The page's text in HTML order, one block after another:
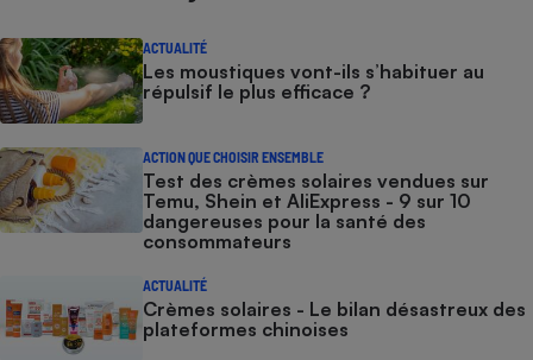
ACTUALITÉ
Les moustiques vont-ils s’habituer au
répulsif le plus efficace ?
ACTION QUE CHOISIR ENSEMBLE
Test des crèmes solaires vendues sur
Temu, Shein et AliExpress - 9 sur 10
dangereuses pour la santé des
consommateurs
ACTUALITÉ
Crèmes solaires - Le bilan désastreux des
plateformes chinoises